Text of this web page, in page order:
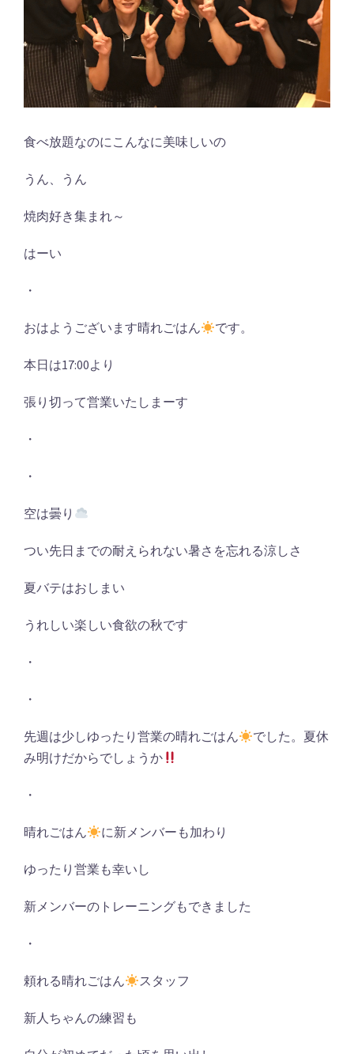
食べ放題なのにこんなに美味しいの
うん、うん
焼肉好き集まれ～
はーい
・
おはようございます晴れごはん です。
本日は17:00より
張り切って営業いたしまーす
・
・
空は曇り
つい先日までの耐えられない暑さを忘れる涼しさ
夏バテはおしまい
うれしい楽しい食欲の秋です
・
・
先週は少しゆったり営業の晴れごはん
でした。夏休
み明けだからでしょうか
・
晴れごはん に新メンバーも加わり
ゆったり営業も幸いし
新メンバーのトレーニングもできました
・
頼れる晴れごはん スタッフ
新人ちゃんの練習も